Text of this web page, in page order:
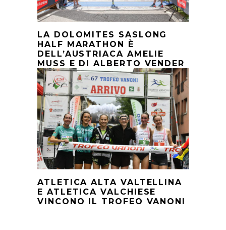
LA DOLOMITES SASLONG
HALF MARATHON È
DELL’AUSTRIACA AMELIE
MUSS E DI ALBERTO VENDER
ATLETICA ALTA VALTELLINA
E ATLETICA VALCHIESE
VINCONO IL TROFEO VANONI